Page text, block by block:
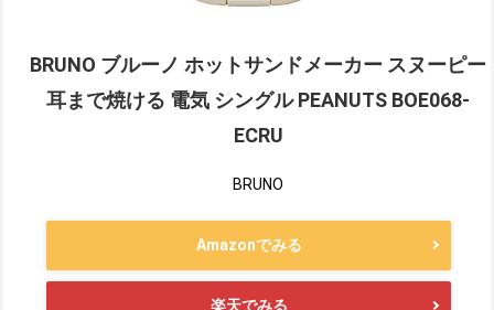
BRUNO ブルーノ ホットサンドメーカー スヌーピー
耳まで焼ける 電気 シングル PEANUTS BOE068-
ECRU
BRUNO
Amazonでみる
楽天でみる